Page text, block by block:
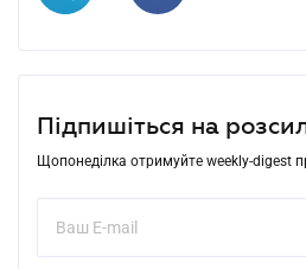
Підпишіться на
Щопонеділка отримуйте weekly-digest